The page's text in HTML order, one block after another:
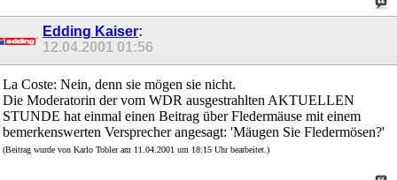
Edding Kaiser:
12.04.2001 01:56
La Coste: Nein, denn sie mögen sie nicht.
Die Moderatorin der vom WDR ausgestrahlten AKTUELLEN
STUNDE hat einmal einen Beitrag über Fledermäuse mit einem
bemerkenswerten Versprecher angesagt: 'Mäugen Sie Fledermösen?'
(Beitrag wurde von Karlo Tobler am 11.04.2001 um 18:15 Uhr bearbeitet.)